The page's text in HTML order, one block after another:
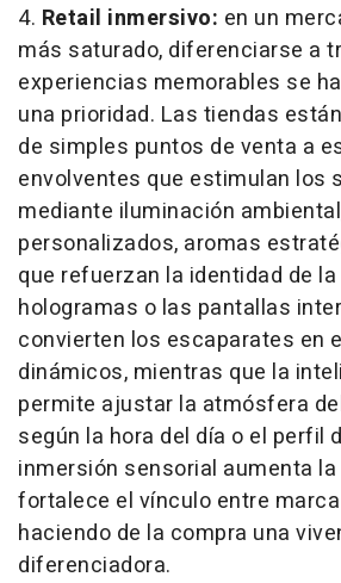
4. Retail inmersivo: en un
más saturado, diferenciarse a
experiencias memorables se
una prioridad. Las tiendas
de simples puntos de venta a
envolventes que estimulan los
mediante iluminación
personalizados, aromas
que refuerzan la identidad de
hologramas o las pantallas
convierten los escaparates en
dinámicos, mientras que la
permite ajustar la atmósfera
según la hora del día o el perfil
inmersión sensorial aumenta
fortalece el vínculo entre
haciendo de la compra una
diferenciadora.